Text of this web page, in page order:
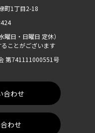
町1丁目2-18
・日曜日 定休）
ことがございます
第741111000551号
合わせ
わせ